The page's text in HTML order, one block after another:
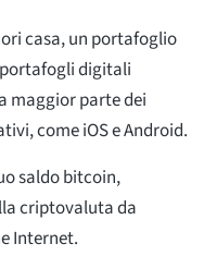
casa, un portafoglio
digitali
maggior parte dei
come iOS e Android.
saldo bitcoin,
criptovaluta da
Internet.